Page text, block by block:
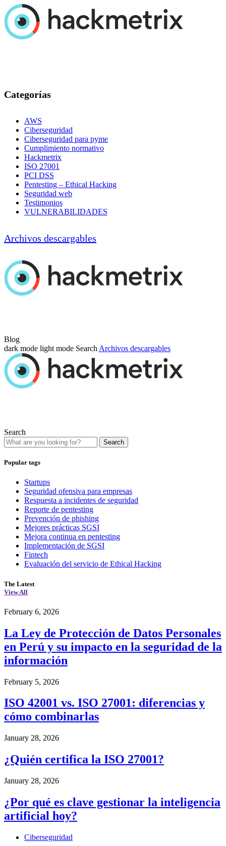
Categorías
AWS
Ciberseguridad
Ciberseguridad para pyme
Cumplimiento normativo
Hackmetrix
ISO 27001
PCI DSS
Pentesting – Ethical Hacking
Seguridad web
Testimonios
VULNERABILIDADES
Archivos descargables
Blog
dark mode light mode Search Archivos descargables
Search
Search
Popular tags
Startups
Seguridad ofensiva para empresas
Respuesta a incidentes de seguridad
Reporte de pentesting
Prevención de phishing
Mejores prácticas SGSI
Mejora continua en pentesting
Implementación de SGSI
Fintech
Evaluación del servicio de Ethical Hacking
The Latest
View All
February 6, 2026
La Ley de Protección de Datos Personales
en Perú y su impacto en la seguridad de la
información
February 5, 2026
ISO 42001 vs. ISO 27001: diferencias y
cómo combinarlas
January 28, 2026
¿Quién certifica la ISO 27001?
January 28, 2026
¿Por qué es clave gestionar la inteligencia
artificial hoy?
Ciberseguridad